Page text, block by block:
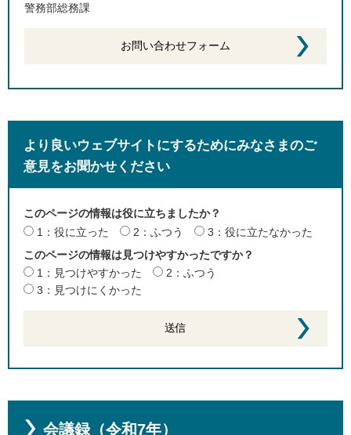
警務部総務課
より良いウェブサイトにするためにみなさまのご
意見をお聞かせください
このページの情報は役に立ちましたか？
1：役に立った
2：ふつう
3：役に立たなかった
このページの情報は見つけやすかったですか？
1：見つけやすかった
2：ふつう
3：見つけにくかった
会議録（令和7年）